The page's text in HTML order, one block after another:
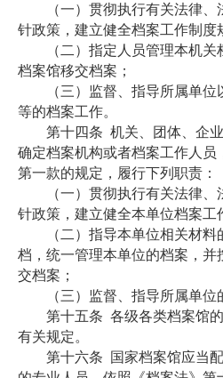
（一）贯彻执行有关法律
针政策，建立健全档案工作制度
（二）指定人员管理本机
档案馆移交档案；
（三）监督、指导所属单
等的档案工作。
第十四条 机关、团体、企
确定档案机构或者档案工作人员
第一款的规定，履行下列职责：
（一）贯彻执行有关法律
针政策，建立健全本单位档案工
（二）指导本单位相关材
档，统一管理本单位的档案，并
交档案；
（三）监督、指导所属单位
第十五条 各级各类档案馆
有关规定。
第十六条
国家档案馆应当